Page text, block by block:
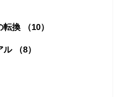
換 （10）
（8）